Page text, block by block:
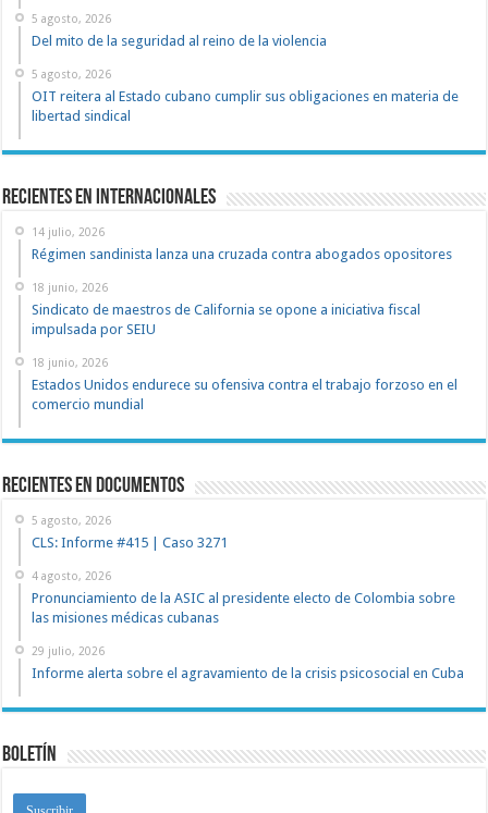
5 agosto, 2026
Del mito de la seguridad al reino de la violencia
5 agosto, 2026
OIT reitera al Estado cubano cumplir sus obligaciones en materia de
libertad sindical
Recientes en Internacionales
14 julio, 2026
Régimen sandinista lanza una cruzada contra abogados opositores
18 junio, 2026
Sindicato de maestros de California se opone a iniciativa fiscal
impulsada por SEIU
18 junio, 2026
Estados Unidos endurece su ofensiva contra el trabajo forzoso en el
comercio mundial
recientes en documentos
5 agosto, 2026
CLS: Informe #415 | Caso 3271
4 agosto, 2026
Pronunciamiento de la ASIC al presidente electo de Colombia sobre
las misiones médicas cubanas
29 julio, 2026
Informe alerta sobre el agravamiento de la crisis psicosocial en Cuba
Boletín